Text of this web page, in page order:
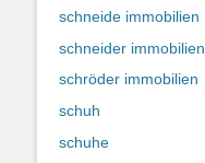
schneide immobilien
schneider immobilien
schröder immobilien
schuh
schuhe